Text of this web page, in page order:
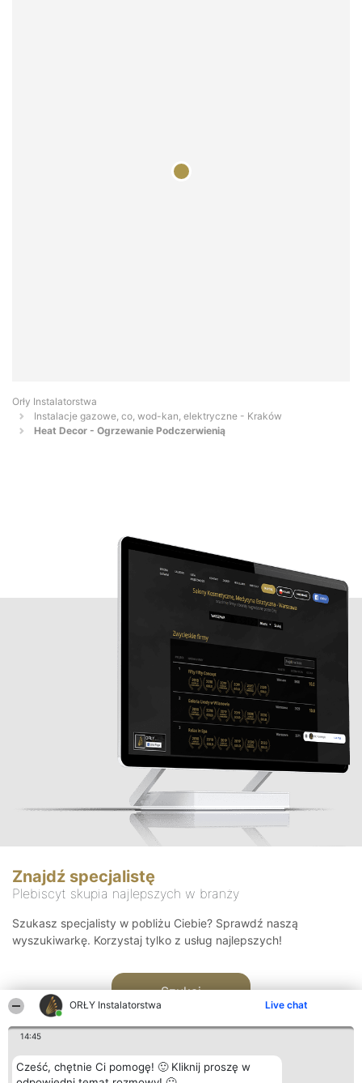
ORŁY Instalatorstwa Live chat
14:45
Cześć, chętnie Ci pomogę! 🙂 Kliknij proszę w
Orły Instalatorstwa
Instalacje gazowe, co, wod-kan, elektryczne - Kraków
Heat Decor - Ogrzewanie Podczerwienią
Znajdź specjalistę
Plebiscyt skupia najlepszych w branży
Szukasz specjalisty w pobliżu Ciebie? Sprawdź naszą
wyszukiwarkę. Korzystaj tylko z usług najlepszych!
Szukaj